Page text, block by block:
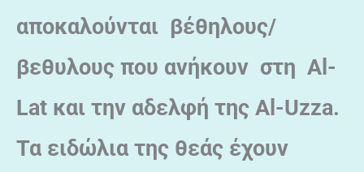
αποκαλούνται βέθηλους/
βεθυλους που ανήκουν στη Al-
Lat και την αδελφή της Al-Uzza.
Τα ειδώλια της θεάς έχουν